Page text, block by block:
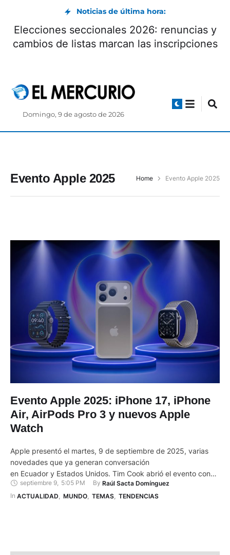
Noticias de última hora:
Elecciones seccionales 2026: renuncias y
cambios de listas marcan las inscripciones
Domingo, 9 de agosto de 2026
Evento Apple 2025 Home Evento Apple 2025
Evento Apple 2025: iPhone 17, iPhone
Air, AirPods Pro 3 y nuevos Apple
Watch
Apple presentó el martes, 9 de septiembre de 2025, varias
novedades que ya generan conversación
en Ecuador y Estados Unidos. Tim Cook abrió el evento con
una frase de Steve Jobs, recordando que el diseño sigue
siendo tan importante como la tecnología de sus productos.
septiembre 9, 5:05 PM By Raúl Sacta Domínguez
In ACTUALIDAD MUNDO, TEMAS, TENDENCIAS